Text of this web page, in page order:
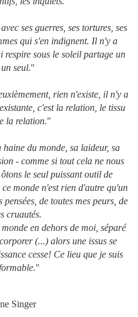
ses guerres, ses tortures, ses
qui s'en indignent. Il n'y a
respire sous le soleil partage un
seul."
rien n'existe, il n'y a
c'est la relation, le tissu
la relation."
du monde, sa laideur, sa
- comme si tout cela ne nous
le seul puissant outil de
monde n'est rien d'autre qu'un
de toutes mes peurs, de
cruautés.
en dehors de moi, séparé
(...) alors une issus se
cesse! Ce lieu que je suis
"
Singer